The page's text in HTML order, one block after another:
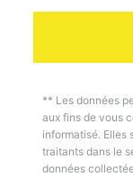
** Les données
aux fins de vous
informatisé. Elles
traitants dans le
données